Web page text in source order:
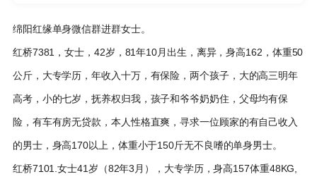
绵阳红缘单身微信群进群女士。
红桥7381，女士，42岁，81年10月出生，离异，身高162，体重50
公斤，大专学历，年收入十万，有保险，两个孩子，大的高三明年
高考，小的七岁，抚养权归我，孩子和爷爷奶奶住，父母均有保
险，有车有房无贷款，本人性格直爽，寻求一位顾家的有自己收入
的男士，身高170以上，体重小于150斤无不良嗜的单身男士。
红桥7101.女士41岁（82年3月），大专学历，身高157体重48KG,